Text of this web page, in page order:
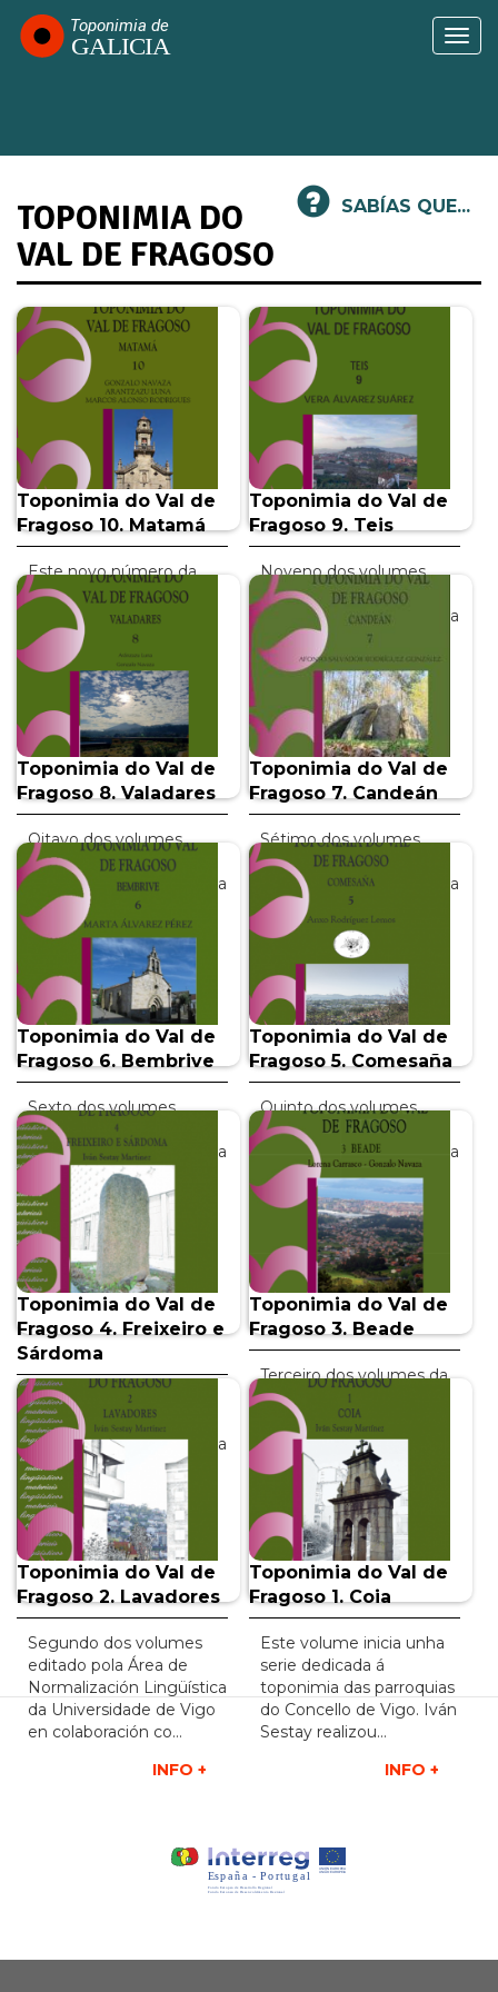
contido
SABÍAS QUE...
TOPONIMIA DO
VAL DE FRAGOSO
Toponimia do Val de
Fragoso 10. Matamá
Este novo número da
Toponimia do Val de
Fragoso está dedicado
aos nomes de lugar da
parroquia de Matamá.
INFO +
Toponimia do Val de
Fragoso 9. Teis
Noveno dos volumes
editados pola Área de
Normalización Lingüística
da Universidade de Vigo
en colaboración co…
INFO +
Toponimia do Val de
Fragoso 8. Valadares
Oitavo dos volumes
editados pola Área de
Normalización Lingüística
da Universidade de Vigo
en colaboración co…
INFO +
Toponimia do Val de
Fragoso 7. Candeán
Sétimo dos volumes
editados pola Área de
Normalización Lingüística
da Universidade de Vigo
en colaboración co…
INFO +
Toponimia do Val de
Fragoso 6. Bembrive
Sexto dos volumes
editado pola Área de
Normalización Lingüística
da Universidade de Vigo
en colaboración co…
INFO +
Toponimia do Val de
Fragoso 5. Comesaña
Quinto dos volumes
editado pola Área de
Normalización Lingüística
da Universidade de Vigo
en colaboración do…
INFO +
Toponimia do Val de
Fragoso 4. Freixeiro e
Sárdoma
Cuarto dos volumes
editado pola Área de
Normalización Lingüística
da Universidade de Vigo
en colaboración co…
INFO +
Toponimia do Val de
Fragoso 3. Beade
Terceiro dos volumes da
Área de Normalización
Lingüística da
Universidade de Vigo
dedicada á toponimia
INFO +
Toponimia do Val de
Fragoso 2. Lavadores
Segundo dos volumes
editado pola Área de
Normalización Lingüística
da Universidade de Vigo
en colaboración co…
INFO +
Toponimia do Val de
Fragoso 1. Coia
Este volume inicia unha
serie dedicada á
toponimia das parroquias
do Concello de Vigo. Iván
Sestay realizou…
INFO +